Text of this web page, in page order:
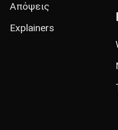
Απόψεις
Explainers